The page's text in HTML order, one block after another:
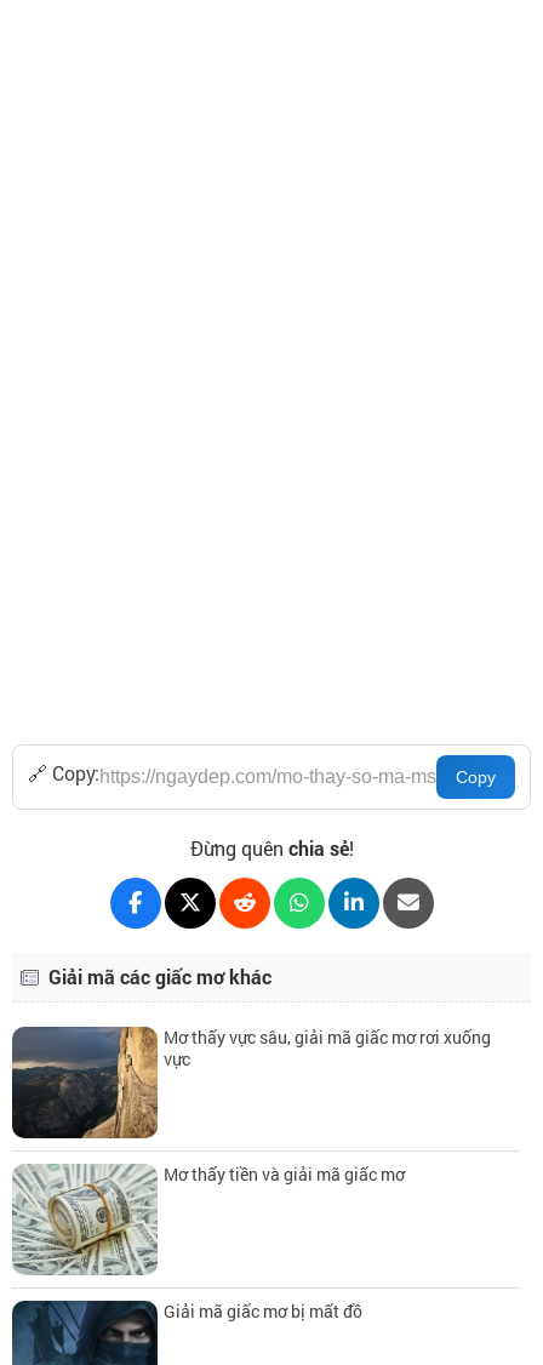
🔗 Copy:
Đừng quên chia sẻ!
Giải mã các giấc mơ khác
Mơ thấy vực sâu, giải mã giấc mơ rơi xuống
vực
Mơ thấy tiền và giải mã giấc mơ
Giải mã giấc mơ bị mất đồ